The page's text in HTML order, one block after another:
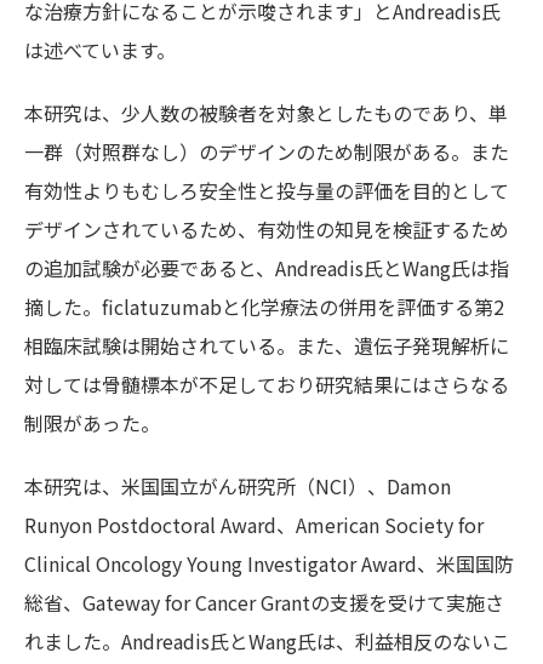
な治療方針になることが示唆されます」とAndreadis氏
は述べています。
本研究は、少人数の被験者を対象としたものであり、単
一群（対照群なし） のデザインのため制限がある。また
有効性よりもむしろ安全性と投与量の評価を目的として
デザインされているため、有効性の知見を検証するため
の追加試験が必要であると、Andreadis氏とWang氏は指
摘した。ficlatuzumabと化学療法の併用を評価する第2
相臨床試験は開始されている。また、遺伝子発現解析に
対しては骨髄標本が不足しており研究結果にはさらなる
制限があった。
本研究は、米国国立がん研究所（NCI）、Damon
Runyon Postdoctoral Award、American Society for
Clinical Oncology Young Investigator Award、米国国防
総省、Gateway for Cancer Grantの支援を受けて実施さ
れました。Andreadis氏とWang氏は、利益相反のないこ